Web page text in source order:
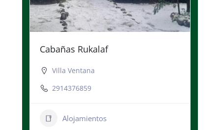
Cabañas Rukalaf
Villa Ventana
2914376859
Alojamientos